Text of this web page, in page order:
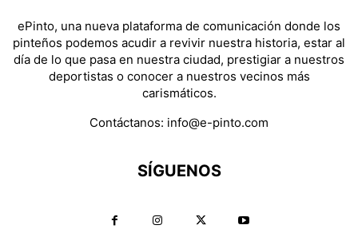
ePinto, una nueva plataforma de comunicación donde los
pinteños podemos acudir a revivir nuestra historia, estar al
día de lo que pasa en nuestra ciudad, prestigiar a nuestros
deportistas o conocer a nuestros vecinos más
carismáticos.
Contáctanos: info@e-pinto.com
SÍGUENOS